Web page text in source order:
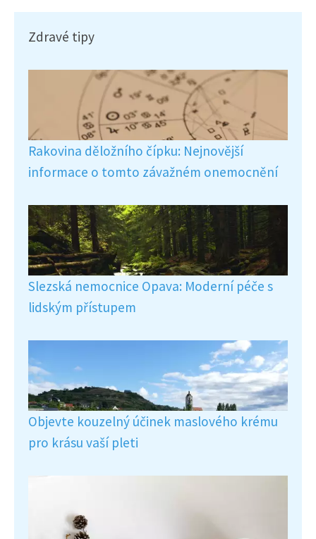
Zdravé tipy
Rakovina děložního čípku: Nejnovější
informace o tomto závažném onemocnění
Slezská nemocnice Opava: Moderní péče s
lidským přístupem
Objevte kouzelný účinek maslového krému
pro krásu vaší pleti